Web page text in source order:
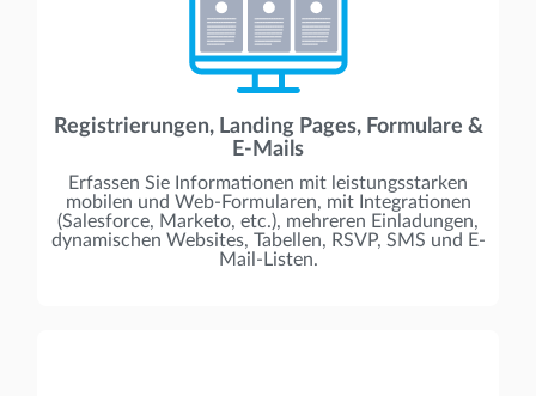
Registrierungen, Landing Pages, Formulare &
E-Mails
Erfassen Sie Informationen mit leistungsstarken
mobilen und Web-Formularen, mit Integrationen
(Salesforce, Marketo, etc.), mehreren Einladungen,
dynamischen Websites, Tabellen, RSVP, SMS und E-
Mail-Listen.